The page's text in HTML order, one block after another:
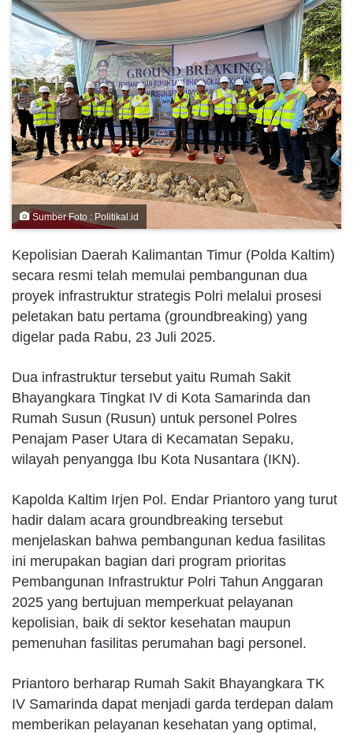
Sumber Foto : Politikal.id
Kepolisian Daerah Kalimantan Timur (Polda Kaltim)
secara resmi telah memulai pembangunan dua
proyek infrastruktur strategis Polri melalui prosesi
peletakan batu pertama (groundbreaking) yang
digelar pada Rabu, 23 Juli 2025.
Dua infrastruktur tersebut yaitu Rumah Sakit
Bhayangkara Tingkat IV di Kota Samarinda dan
Rumah Susun (Rusun) untuk personel Polres
Penajam Paser Utara di Kecamatan Sepaku,
wilayah penyangga Ibu Kota Nusantara (IKN).
Kapolda Kaltim Irjen Pol. Endar Priantoro yang turut
hadir dalam acara groundbreaking tersebut
menjelaskan bahwa pembangunan kedua fasilitas
ini merupakan bagian dari program prioritas
Pembangunan Infrastruktur Polri Tahun Anggaran
2025 yang bertujuan memperkuat pelayanan
kepolisian, baik di sektor kesehatan maupun
pemenuhan fasilitas perumahan bagi personel.
Priantoro berharap Rumah Sakit Bhayangkara TK
IV Samarinda dapat menjadi garda terdepan dalam
memberikan pelayanan kesehatan yang optimal,